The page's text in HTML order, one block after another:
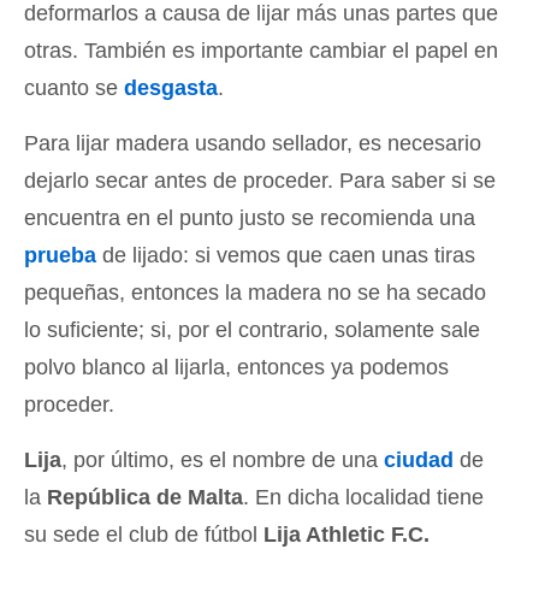
deformarlos a causa de lijar más unas partes que
otras. También es importante cambiar el papel en
cuanto se desgasta.
Para lijar madera usando sellador, es necesario
dejarlo secar antes de proceder. Para saber si se
encuentra en el punto justo se recomienda una
prueba de lijado: si vemos que caen unas tiras
pequeñas, entonces la madera no se ha secado
lo suficiente; si, por el contrario, solamente sale
polvo blanco al lijarla, entonces ya podemos
proceder.
Lija, por último, es el nombre de una ciudad de
la República de Malta. En dicha localidad tiene
su sede el club de fútbol Lija Athletic F.C.